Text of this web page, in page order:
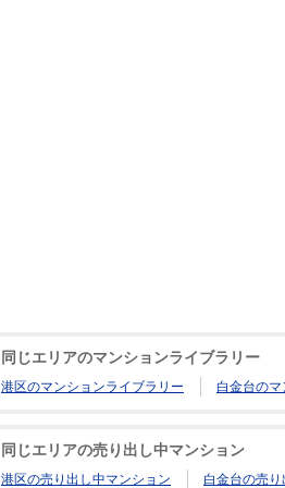
同じエリアのマンションライブラリー
港区のマンションライブラリー 白金台のマ
同じエリアの売り出し中マンション
港区の売り出し中マンション 白金台の売